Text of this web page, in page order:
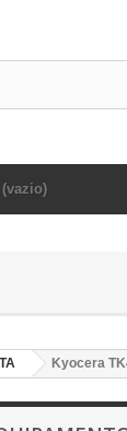
as minhas
(vazio)
Kyocera